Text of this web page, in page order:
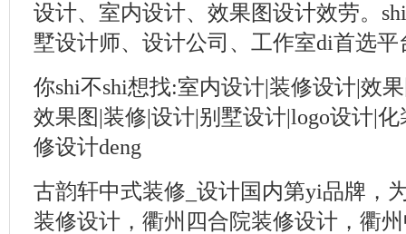
设计、室内设计、效果图设计效劳。
墅设计师、设计公司、工作室di首选平
你shi不shi想找:室内设计|装修设计|效
效果图|装修|设计|别墅设计|logo设计|
修设计deng
古韵轩中式装修_设计国内第yi品牌，
装修设计，衢州四合院装修设计，衢